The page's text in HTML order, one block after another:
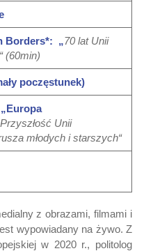
Borders*: „70 lat Unii
(60min)
poczęstunek)
Przyszłość Unii
młodych i starszych“
z obrazami, filmami i
wypowiadany na żywo. Z
w 2020 r., politolog